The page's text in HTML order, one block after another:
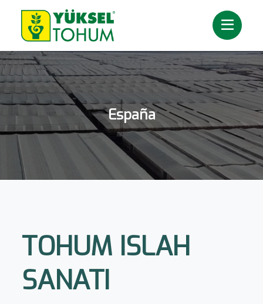
España
TOHUM ISLAH
SANATI